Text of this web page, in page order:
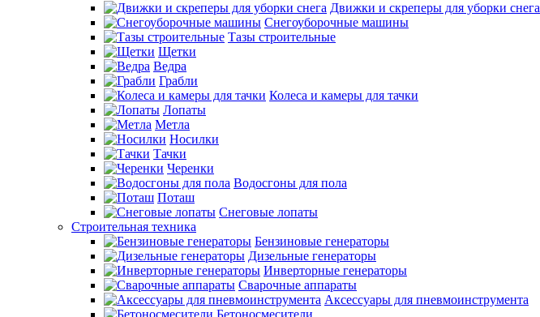
Движки и скреперы для уборки снега
Снегоуборочные машины
Тазы строительные
Щетки
Ведра
Грабли
Колеса и камеры для тачки
Лопаты
Метла
Носилки
Тачки
Черенки
Водосгоны для пола
Поташ
Снеговые лопаты
Строительная техника
Бензиновые генераторы
Дизельные генераторы
Инверторные генераторы
Сварочные аппараты
Аксессуары для пневмоинструмента
Бетоносмесители